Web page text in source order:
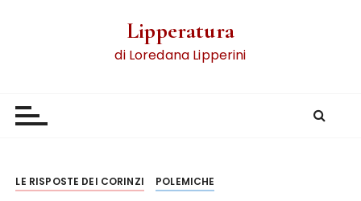
Lipperatura
di Loredana Lipperini
LE RISPOSTE DEI CORINZI POLEMICHE